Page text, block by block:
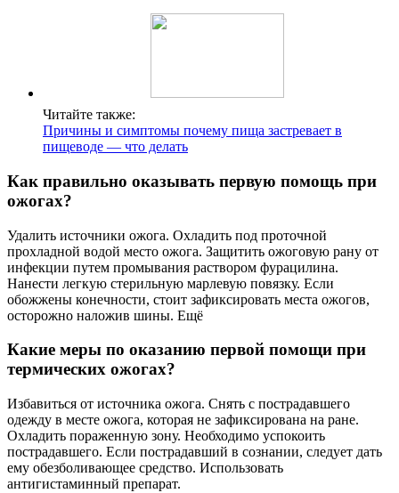
Читайте также:
Причины и симптомы почему пища застревает в
пищеводе — что делать
Как правильно оказывать первую помощь при
ожогах?
Удалить источники ожога. Охладить под проточной
прохладной водой место ожога. Защитить ожоговую рану от
инфекции путем промывания раствором фурацилина.
Нанести легкую стерильную марлевую повязку. Если
обожжены конечности, стоит зафиксировать места ожогов,
осторожно наложив шины. Ещё
Какие меры по оказанию первой помощи при
термических ожогах?
Избавиться от источника ожога. Снять с пострадавшего
одежду в месте ожога, которая не зафиксирована на ране.
Охладить пораженную зону. Необходимо успокоить
пострадавшего. Если пострадавший в сознании, следует дать
ему обезболивающее средство. Использовать
антигистаминный препарат.